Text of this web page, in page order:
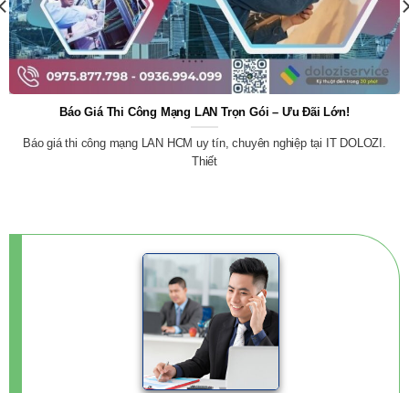
Báo Giá Thi Công Mạng LAN Trọn Gói – Ưu Đãi Lớn!
Báo giá thi công mạng LAN HCM uy tín, chuyên nghiệp tại IT DOLOZI.
Thiết